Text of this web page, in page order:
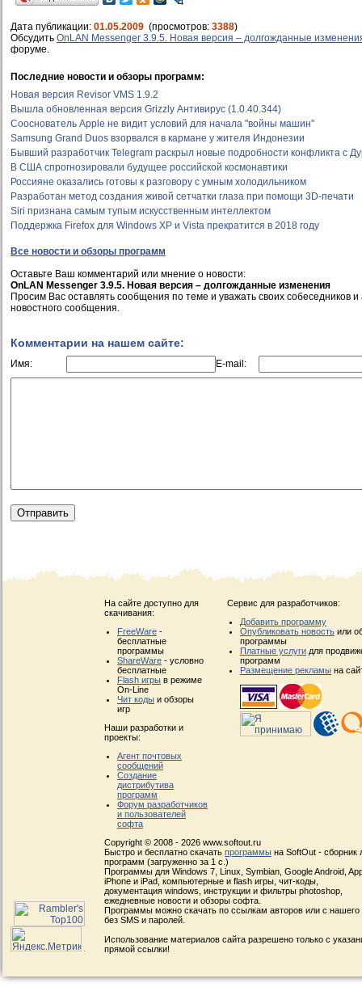
Дата публикации: 01.05.2009 (просмотров: 3388)
Обсудить OnLAN Messenger 3.9.5. Новая версия – долгожданные
форуме.
Последние новости и обзоры программ:
Новая версия Revisor VMS 1.9.2
Вышла обновленная версия Grizzly Антивирус (1.0.40.344)
Сооснователь Apple не видит условий для начала "войны машин"
Samsung Grand Duos взорвался в кармане у жителя Индонезии
Бывший разработчик Telegram раскрыл новые подробности конфликта с
В США спрогнозировали будущее российской космонавтики
Россияне оказались готовы к разговору с умным холодильником
Разработан метод создания живой сетчатки глаза при помощи 3D-печати
Siri признана самым тупым искусственным интеллектом
Поддержка Firefox для Windows XP и Vista прекратится в 2018 году
Все новости и обзоры программ
Оставьте Ваш комментарий или мнение о новости:
OnLAN Messenger 3.9.5. Новая версия – долгожданные изменения
Просим Вас оставлять сообщения по теме и уважать своих собеседников и
новостного сообщения.
Комментарии на нашем сайте:
Имя: E-mail:
На сайте доступно для
скачивания:
FreeWare -
бесплатные
программы
ShareWare - условно
бесплатные
Flash игры в режиме
On-Line
Чит коды и обзоры
игр
Наши разработки и
проекты:
Агент почтовых
сообщений
Создание
дистрибутива
программ
Форум разработчиков
и пользователей
софта
Сервис для разработчиков:
Добавить программу
Опубликовать новость или
программы
Платные услуги для
программ
Размещение рекламы на
Copyright © 2008 - 2026 www.softout.ru
Быстро и бесплатно скачать программы на SoftOut - сборник
программ (загруженно за 1 с.)
Программы для Windows 7, Linux, Symbian, Google Android,
iPhone и iPad, компьютерные и flash игры, чит-коды,
документация windows, инструкции и фильтры photoshop,
ежедневные новости и обзоры софта.
Программы можно скачать по ссылкам авторов или с нашего
без SMS и паролей.
Использование материалов сайта разрешено только с
прямой ссылки!